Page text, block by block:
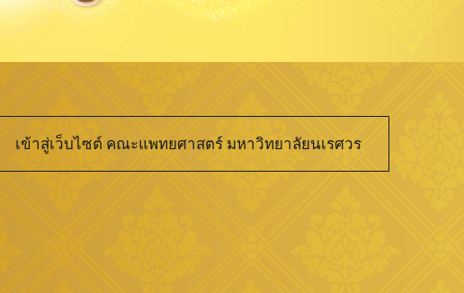
เข้าสู่เว็บไซต์ คณะแพทยศาสตร์ มหาวิทยาลัยนเรศวร